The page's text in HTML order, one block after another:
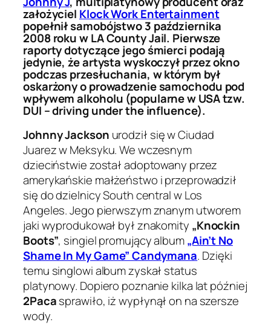
założyciel Klock Work Entertainment
popełnił samobójstwo 3 października
2008 roku w LA County Jail. Pierwsze
raporty dotyczące jego śmierci podają
jedynie, że artysta wyskoczył przez okno
podczas przesłuchania, w którym był
oskarżony o prowadzenie samochodu pod
wpływem alkoholu (popularne w USA tzw.
DUI – driving under the influence).
Johnny Jackson urodził się w Ciudad
Juarez w Meksyku. We wczesnym
dzieciństwie został adoptowany przez
amerykańskie małżeństwo i przeprowadził
się do dzielnicy South central w Los
Angeles. Jego pierwszym znanym utworem
jaki wyprodukował był znakomity „Knockin
Boots”, singiel promujący album„Ain’t No
Shame In My Game” Candymana. Dzięki
temu singlowi album zyskał status
platynowy. Dopiero poznanie kilka lat później
2Pacasprawiło, iż wypłynął on na szersze
wody.